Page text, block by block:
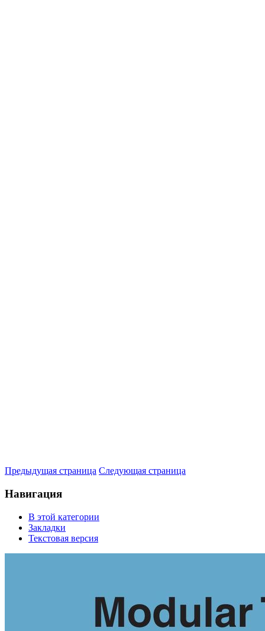
Предыдущая страница Следующая страница
Навигация
В этой категории
Закладки
Текстовая версия